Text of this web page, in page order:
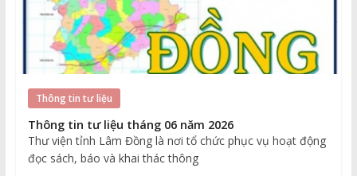
Thông tin tư liệu
Thông tin tư liệu tháng 06 năm 2026
Thư viện tỉnh Lâm Đồng là nơi tổ chức phục vụ hoạt động
đọc sách, báo và khai thác thông